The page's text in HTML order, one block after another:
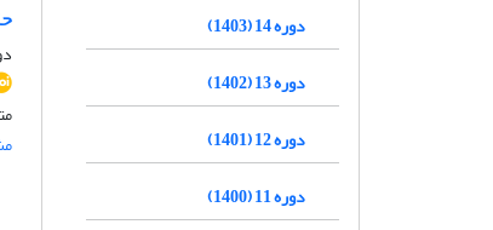
دوره
دوره 14 (1403)
دوره 13 (1402)
دوره 12 (1401)
دوره 11 (1400)